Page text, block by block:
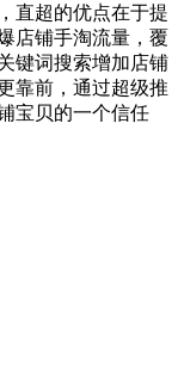
直超的优点在于提
店铺手淘流量，覆
键词搜索增加店铺
靠前，通过超级推
宝贝的一个信任